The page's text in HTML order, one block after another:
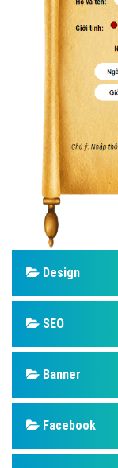
Design
SEO
Banner
Facebook